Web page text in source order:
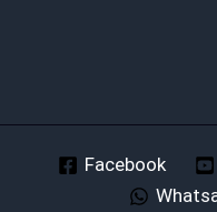
Facebook